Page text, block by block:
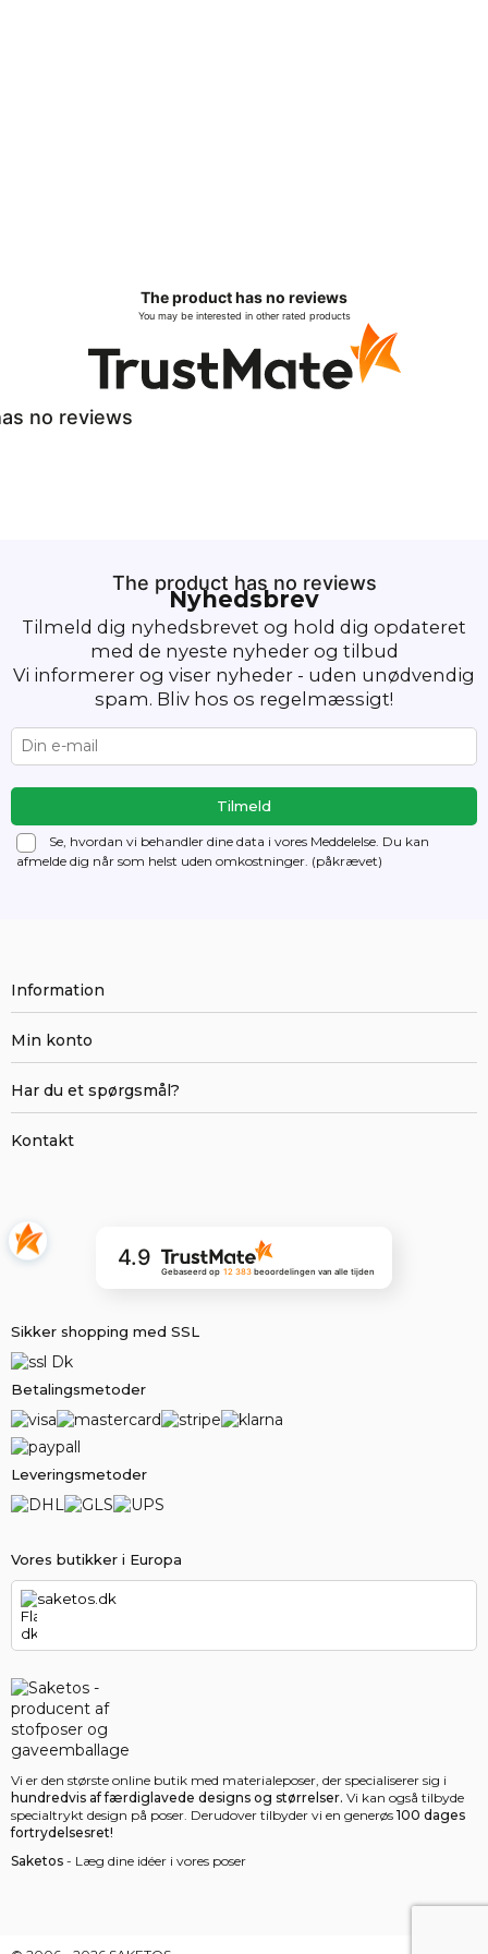
The product has no reviews
You may be interested in other rated products
no reviews
The product has no reviews
Nyhedsbrev
Tilmeld dig nyhedsbrevet og hold dig opdateret
med de nyeste nyheder og tilbud
Vi informerer og viser nyheder - uden unødvendig
spam. Bliv hos os regelmæssigt!
Se, hvordan vi behandler dine data i vores Meddelelse. Du kan
afmelde dig når som helst uden omkostninger. (påkrævet)
Vi er den største online butik med materialeposer, der specialiserer sig i
hundredvis af færdiglavede designs og størrelser. Vi kan også tilbyde
specialtrykt design på poser. Derudover tilbyder vi en generøs 100 dages
fortrydelsesret!
Saketos - Læg dine idéer i vores poser
Vores butikker i Europa
saketos.dk
Information
Min konto
Har du et spørgsmål?
Kontakt
4.9
Gebaseerd op 12 383 beoordelingenvan alle tijden
Sikker shopping med SSL
Betalingsmetoder
Leveringsmetoder